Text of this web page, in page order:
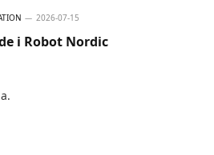
2026-07-15
i Robot Nordic